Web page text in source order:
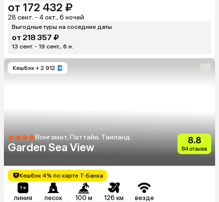
от 172 432 ₽
28 сент. - 4 окт., 6 ночей
Выгодные туры на соседние даты
от 218 357 ₽
13 сент. - 19 сент., 6 н.
Кешбэк + 2 912
Вонгамат, Паттайя, Таиланд
Garden Sea View
8.8
84 отзыва
Кешбэк 4% по карте Т-Банка
линия песок 100 м 126 км везде